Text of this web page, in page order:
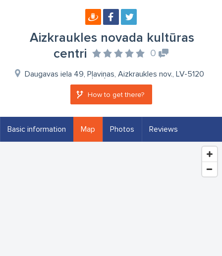
Aizkraukles novada kultūras
centri
0
Daugavas iela 49, Pļaviņas, Aizkraukles nov., LV-5120
How to get there?
Basic information Map Photos Reviews